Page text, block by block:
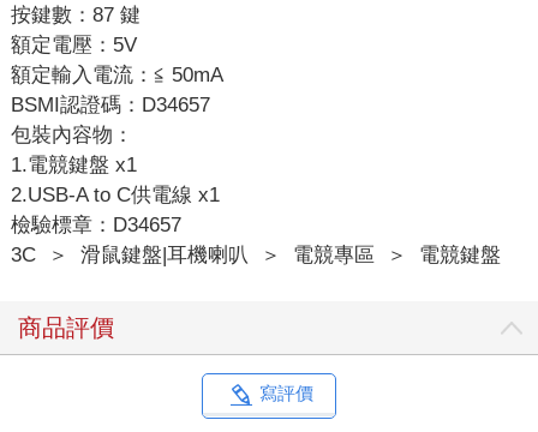
按鍵數：87 鍵
額定電壓：5V
額定輸入電流：≦ 50mA
BSMI認證碼：D34657
包裝內容物：
1.電競鍵盤 x1
2.USB-A to C供電線 x1
檢驗標章：D34657
3C
＞ 滑鼠鍵盤|耳機喇叭 ＞ 電競專區 ＞ 電競鍵盤
商品評價
寫評價